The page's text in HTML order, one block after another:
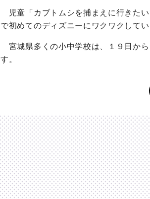
児童「カブトムシを捕まえに行きた
で初めてのディズニーにワクワクして
宮城県多くの小中学校は、１９日か
す。